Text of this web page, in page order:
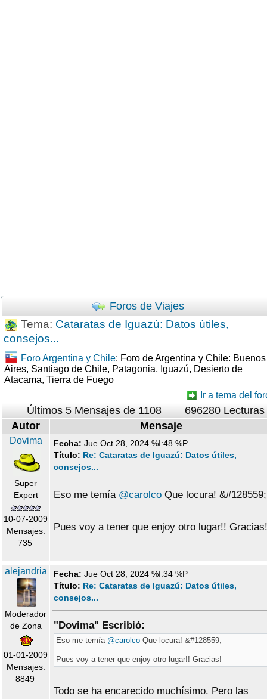
Foros de Viajes
Tema: Cataratas de Iguazú: Datos útiles,
consejos...
Foro Argentina y Chile: Foro de Argentina y Chile: Buenos
Aires, Santiago de Chile, Patagonia, Iguazú, Desierto de
Atacama, Tierra de Fuego
Ir a tema del
Últimos 5 Mensajes de 1108
696280 Lecturas
Autor
Mensaje
Dovima
Super
Expert
10-07-2009
Mensajes:
735
Fecha: Jue Oct 28, 2024 %I:48 %P
Título: Re: Cataratas de Iguazú: Datos útiles,
consejos...
Eso me temía @carolco Que locura! &#128559;
Pues voy a tener que enjoy otro lugar!! Gracias!
alejandria
Moderador
de Zona
01-01-2009
Mensajes:
8849
Fecha: Jue Oct 28, 2024 %I:34 %P
Título: Re: Cataratas de Iguazú: Datos útiles,
consejos...
"Dovima" Escribió:
Eso me temía @carolco Que locura! &#128559;
Pues voy a tener que enjoy otro lugar!! Gracias!
Todo se ha encarecido muchísimo. Pero las